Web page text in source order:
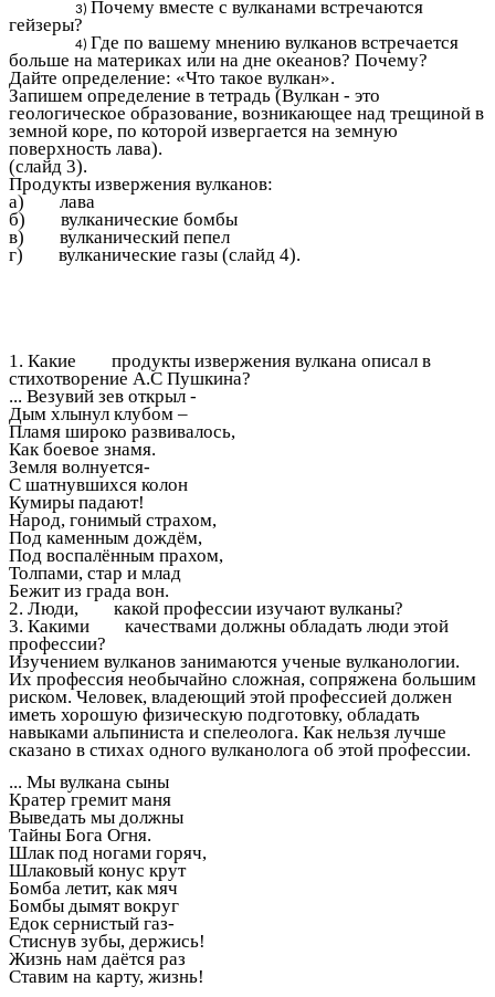
Почему вместе с вулканами встречаются
гейзеры?
Где по вашему мнению вулканов встречается
больше на материках или на дне океанов? Почему?
Дайте определение: «Что такое вулкан».
Запишем определение в тетрадь (Вулкан - это
геологическое образование, возникающее над трещиной в
земной коре, по которой извергается на земную
поверхность лава).
(слайд 3).
Продукты извержения вулканов:
а) лава
б) вулканические бомбы
в) вулканический пепел
г) вулканические газы (слайд 4).
1. Какие продукты извержения вулкана описал в
стихотворение А.С Пушкина?
... Везувий зев открыл -
Дым хлынул клубом –
Пламя широко развивалось,
Как боевое знамя.
Земля волнуется-
С шатнувшихся колон
Кумиры падают!
Народ, гонимый страхом,
Под каменным дождём,
Под воспалённым прахом,
Толпами, стар и млад
Бежит из града вон.
2. Люди, какой профессии изучают вулканы?
3. Какими качествами должны обладать люди этой
профессии?
Изучением вулканов занимаются ученые вулканологии.
Их профессия необычайно сложная, сопряжена большим
риском. Человек, владеющий этой профессией должен
иметь хорошую физическую подготовку, обладать
навыками альпиниста и спелеолога. Как нельзя лучше
сказано в стихах одного вулканолога об этой профессии.
... Мы вулкана сыны
Кратер гремит маня
Выведать мы должны
Тайны Бога Огня.
Шлак под ногами горяч,
Шлаковый конус крут
Бомба летит, как мяч
Бомбы дымят вокруг
Едок сернистый газ-
Стиснув зубы, держись!
Жизнь нам даётся раз
Ставим на карту, жизнь!